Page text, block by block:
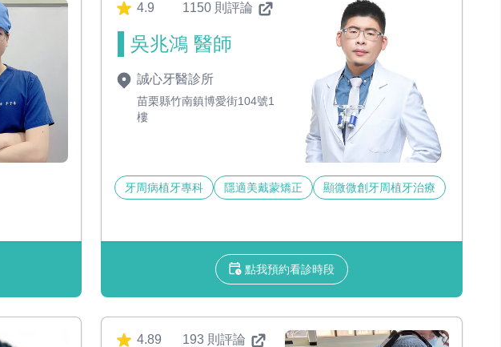
4.9 1150 則評論
吳兆鴻 醫師
誠心牙醫診所
苗栗縣竹南鎮博愛街104號1
樓
牙周病植牙專科 隱適美戴蒙矯正 顯微微創牙周植牙治療
點我預約看診時段
4.89 193 則評論